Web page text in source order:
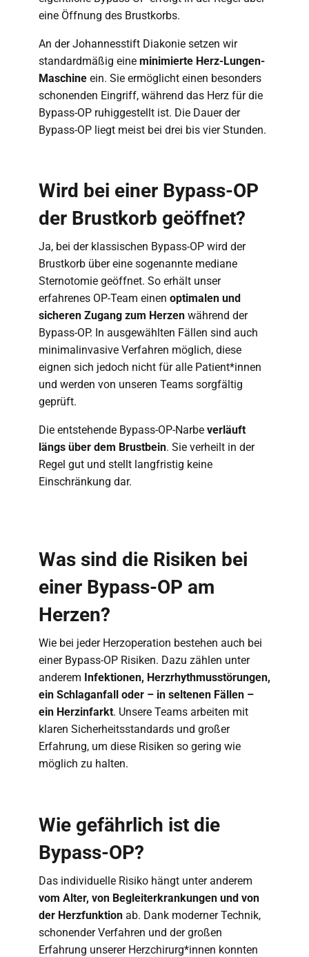
eine Öffnung des Brustkorbs.
An der Johannesstift Diakonie setzen wir
standardmäßig eine minimierte Herz-Lungen-
Maschine ein. Sie ermöglicht einen besonders
schonenden Eingriff, während das Herz für die
Bypass-OP ruhiggestellt ist. Die Dauer der
Bypass-OP liegt meist bei drei bis vier Stunden.
Wird bei einer Bypass-OP
der Brustkorb geöffnet?
Ja, bei der klassischen Bypass-OP wird der
Brustkorb über eine sogenannte mediane
Sternotomie geöffnet. So erhält unser
erfahrenes OP-Team einen optimalen und
sicheren Zugang zum Herzen während der
Bypass-OP. In ausgewählten Fällen sind auch
minimalinvasive Verfahren möglich, diese
eignen sich jedoch nicht für alle Patient*innen
und werden von unseren Teams sorgfältig
geprüft.
Die entstehende Bypass-OP-Narbe verläuft
längs über dem Brustbein. Sie verheilt in der
Regel gut und stellt langfristig keine
Einschränkung dar.
Was sind die Risiken bei
einer Bypass-OP am
Herzen?
Wie bei jeder Herzoperation bestehen auch bei
einer Bypass-OP Risiken. Dazu zählen unter
anderem Infektionen, Herzrhythmusstörungen,
ein Schlaganfall oder – in seltenen Fällen –
ein Herzinfarkt. Unsere Teams arbeiten mit
klaren Sicherheitsstandards und großer
Erfahrung, um diese Risiken so gering wie
möglich zu halten.
Wie gefährlich ist die
Bypass-OP?
Das individuelle Risiko hängt unter anderem
vom Alter, von Begleiterkrankungen und von
der Herzfunktion ab. Dank moderner Technik,
schonender Verfahren und der großen
Erfahrung unserer Herzchirurg*innen konnten